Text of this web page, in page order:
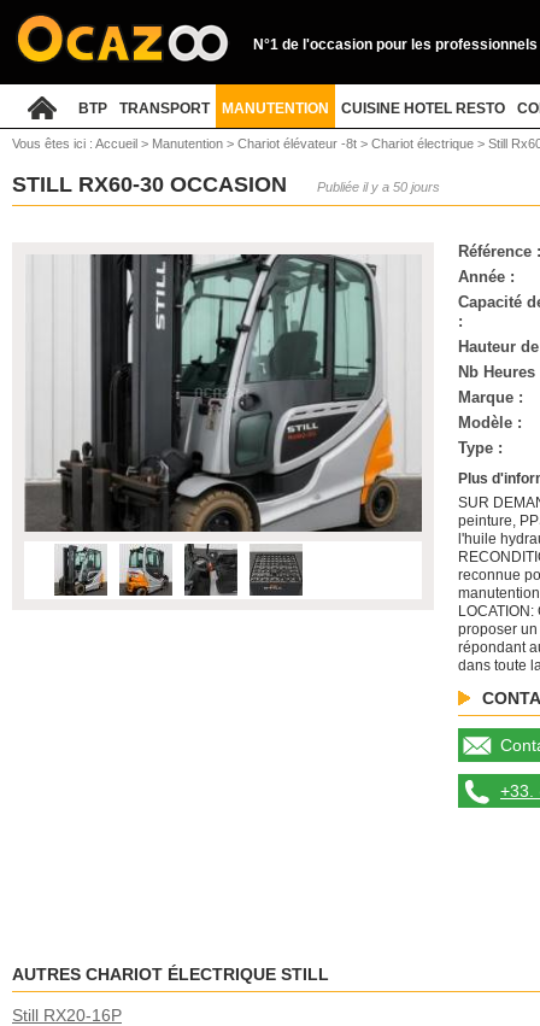
N°1 de l'occasion pour les professionnels
BTP TRANSPORT MANUTENTION CUISINE HOTEL RESTO
Vous êtes ici : Accueil > Manutention > Chariot élévateur -8t > Chariot électrique > Still
STILL RX60-30 OCCASION Publiée il y a 50 jours
Référence :
Année :
Capacité
:
Hauteur
Nb Heures
Marque :
Modèle :
Type :
Plus
SUR
peinture,
l'huile
reconnue
proposer
répondant
dans toute
+33.
AUTRES CHARIOT ÉLECTRIQUE STILL
Still RX20-16P